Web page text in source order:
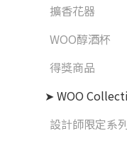
擴香花器
WOO醇酒杯
得獎商品
➤ WOO
設計師限定系